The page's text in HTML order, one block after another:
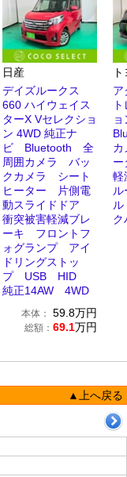
日産
デイズルークス
660 ハイウェイス
ターX Vセレクショ
ン 4WD 純正ナ
ビ Bluetooth 全
周囲カメラ バッ
クカメラ シート
ヒーター 片側電
動スライドドア
衝突被害軽減ブレ
ーキ フロントフ
ォグランプ アイ
ドリングストッ
プ USB HID
純正14AW 4WD
本体： 59.8万円
総額： 69.1万円
ア
軽
ク
▲上へ戻る